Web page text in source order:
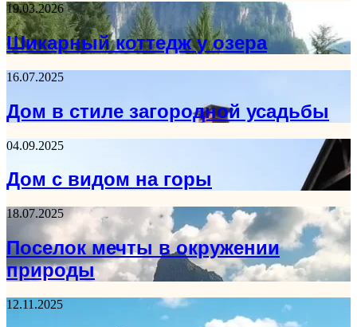
19.03.2026
Шикарный коттедж у озера
16.07.2025
Дом в стиле загородной усадьбы
04.09.2025
Дом с видом на горы
18.07.2025
Поселок мечты в окружении
природы
12.11.2025